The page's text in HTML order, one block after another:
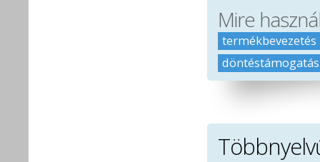
Mire
termékbevezetés
döntéstámogatás